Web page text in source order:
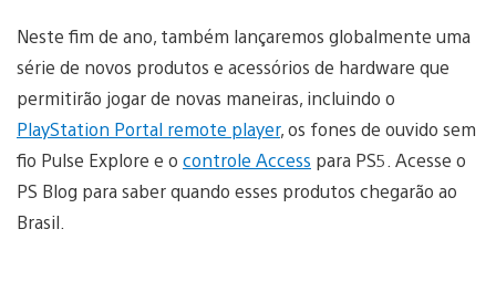
Neste fim de ano, também lançaremos globalmente uma
série de novos produtos e acessórios de hardware que
permitirão jogar de novas maneiras, incluindo o
PlayStation Portal remote player, os fones de ouvido sem
fio Pulse Explore e o controle Access para PS5. Acesse o
PS Blog para saber quando esses produtos chegarão ao
Brasil.